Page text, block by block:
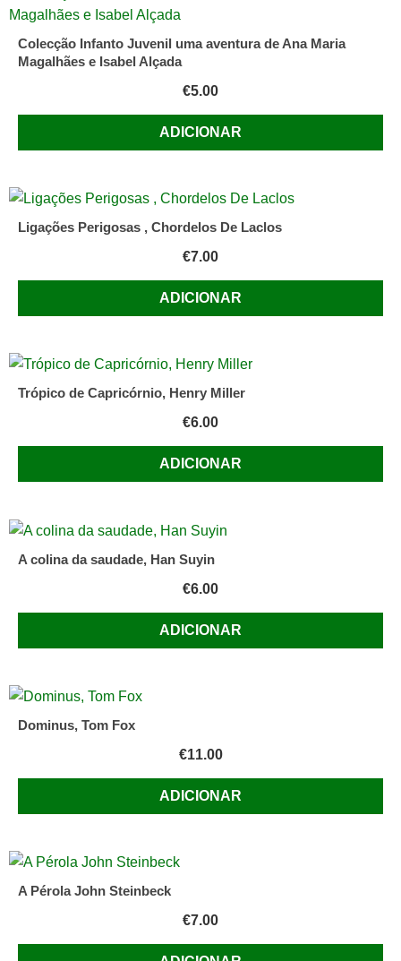
Colecção Infanto Juvenil uma aventura de Ana Maria
Magalhães e Isabel Alçada
€5.00
ADICIONAR
Ligações Perigosas , Chordelos De Laclos
€7.00
ADICIONAR
Trópico de Capricórnio, Henry Miller
€6.00
ADICIONAR
A colina da saudade, Han Suyin
€6.00
ADICIONAR
Dominus, Tom Fox
€11.00
ADICIONAR
A Pérola John Steinbeck
€7.00